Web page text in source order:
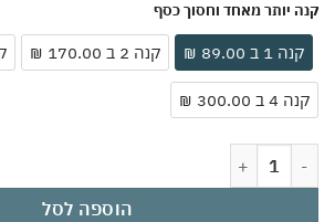
יותר מאחד וחסוך כסף
קנה 2 ב 170.00 ₪ קנה 3 ב 240.00 ₪
של מסכת שיער מקצועית עם דבש ואבוקדו |
הוספה לסל